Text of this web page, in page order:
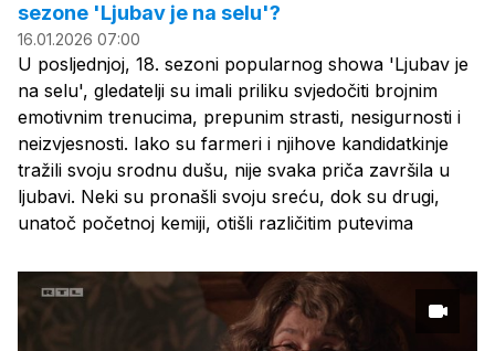
sezone 'Ljubav je na selu'?
16.01.2026 07:00
U posljednjoj, 18. sezoni popularnog showa 'Ljubav je
na selu', gledatelji su imali priliku svjedočiti brojnim
emotivnim trenucima, prepunim strasti, nesigurnosti i
neizvjesnosti. Iako su farmeri i njihove kandidatkinje
tražili svoju srodnu dušu, nije svaka priča završila u
ljubavi. Neki su pronašli svoju sreću, dok su drugi,
unatoč početnoj kemiji, otišli različitim putevima